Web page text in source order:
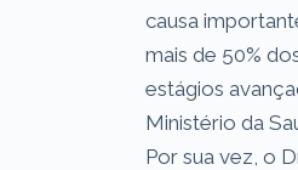
causa
mais de 50%
estágios
Ministério da
Por sua vez, o